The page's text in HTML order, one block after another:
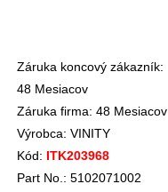
Záruka koncový zákazník:
48 Mesiacov
Záruka firma: 48 Mesiacov
Výrobca: VINITY
Kód: ITK203968
Part No.: 5102071002